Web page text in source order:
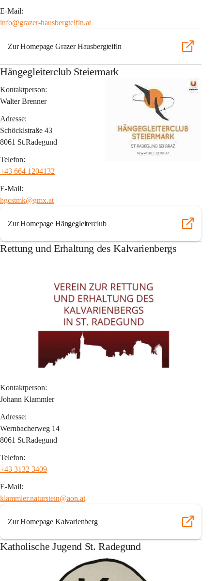
E-Mail:
info@grazer-hausbergteifln.at
Zur Homepage Grazer Hausbergteifln
Hängegleiterclub Steiermark
Kontaktperson:
Walter Brenner
Adresse:
Schöcklstraße 43
8061 St.Radegund
Telefon:
+43 664 1204132
E-Mail:
hgcstmk@gmx.at
Zur Homepage Hängegleiterclub
Rettung und Erhaltung des Kalvarienbergs
Kontaktperson:
Johann Klammler
Adresse:
Wernbacherweg 14
8061 St.Radegund
Telefon:
+43 3132 3409
E-Mail:
klammler.naturstein@aon.at
Zur Homepage Kalvarienberg
Katholische Jugend St. Radegund